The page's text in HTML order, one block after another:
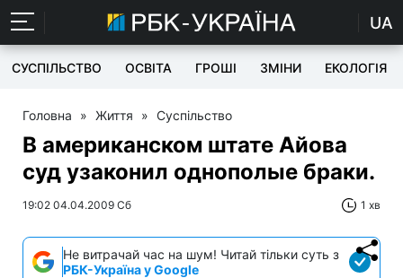
UA
СУСПІЛЬСТВО ОСВІТА ГРОШІ ЗМІНИ ЕКОЛОГІЯ
Головна » Життя » Суспільство
В американском штате Айова
суд узаконил однополые браки.
19:02 04.04.2009 Сб 1 хв
Не витрачай час на шум! Читай тільки суть з
РБК-Україна у Google